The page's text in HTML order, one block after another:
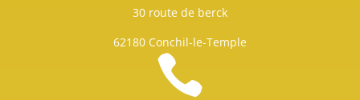
30 route de berck
62180 Conchil-le-Temple
